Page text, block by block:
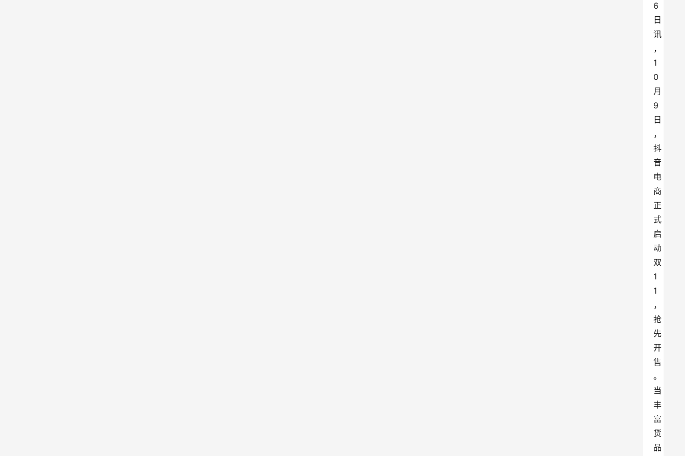
6
日
讯
，
1
0
月
9
日
，
抖
音
电
商
正
式
启
动
双
1
1
，
抢
先
开
售
。
当
丰
富
货
品